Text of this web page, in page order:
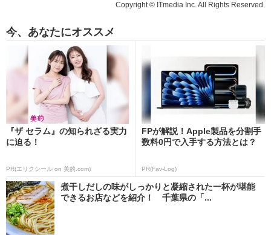
Copyright © ITmedia Inc. All Rights Reserved.
今、あなたにオススメ
『ザ セラム』の知られざる実力
に迫る！
PR(エリクシール on 美的.com)
FPが解説！Apple製品を分割手
数料0円で入手する方法とは？
PR(Fav-Log)
煮干しだしの味がしっかりと凝縮された一杯が堪能
できるお店などを紹介！ 千葉県の「...